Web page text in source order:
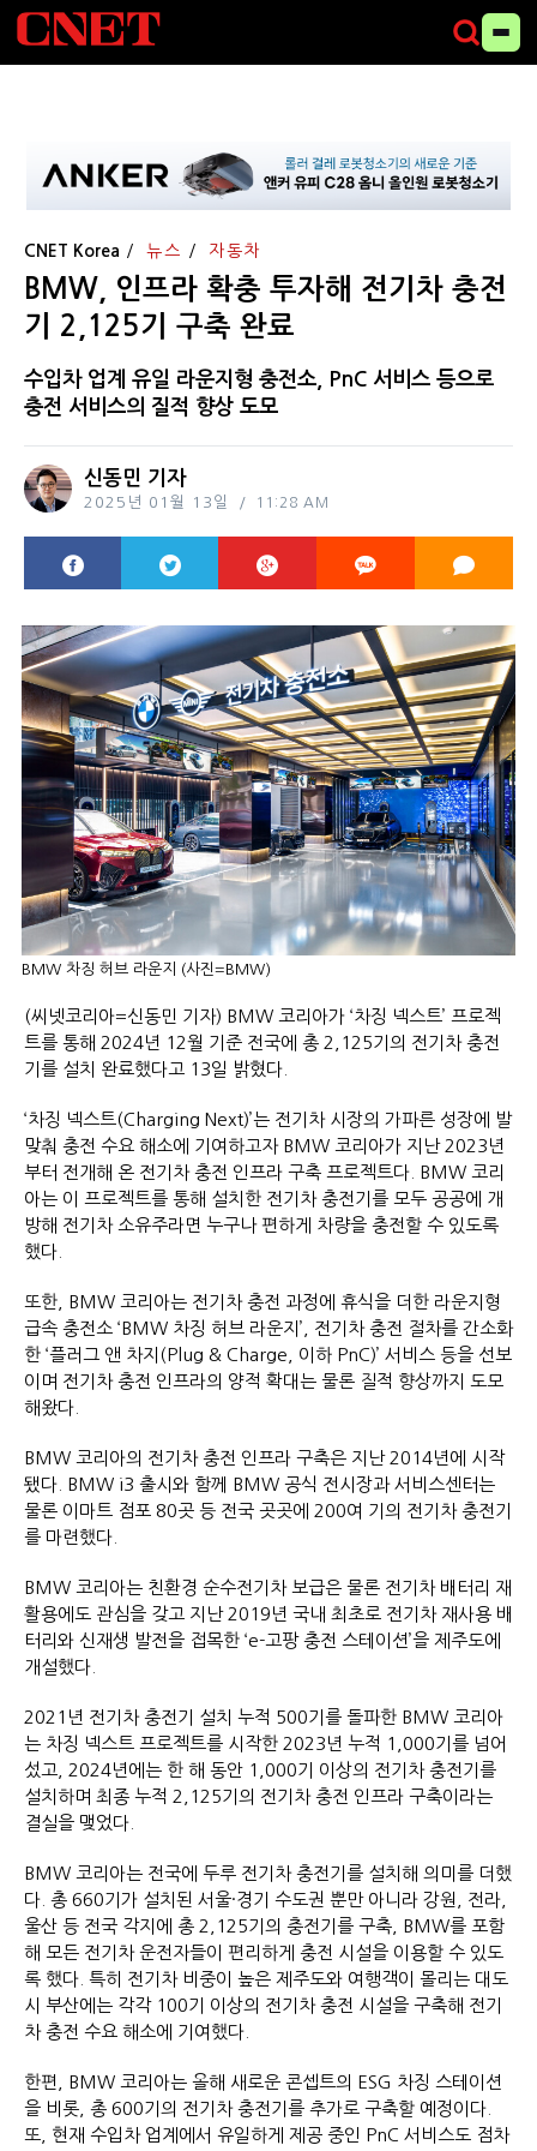
CNET Korea 뉴스 자동차
BMW, 인프라 확충 투자해 전기차 충전
기 2,125기 구축 완료
수입차 업계 유일 라운지형 충전소, PnC 서비스 등으로
충전 서비스의 질적 향상 도모
신동민 기자
2025년 01월 13일 11:28 AM
BMW 차징 허브 라운지 (사진=BMW)
(씨넷코리아=신동민 기자) BMW 코리아가 ‘차징 넥스트’ 프로젝
트를 통해 2024년 12월 기준 전국에 총 2,125기의 전기차 충전
기를 설치 완료했다고 13일 밝혔다.
‘차징 넥스트(Charging Next)’는 전기차 시장의 가파른 성장에 발
맞춰 충전 수요 해소에 기여하고자 BMW 코리아가 지난 2023년
부터 전개해 온 전기차 충전 인프라 구축 프로젝트다. BMW 코리
아는 이 프로젝트를 통해 설치한 전기차 충전기를 모두 공공에 개
방해 전기차 소유주라면 누구나 편하게 차량을 충전할 수 있도록
했다.
또한, BMW 코리아는 전기차 충전 과정에 휴식을 더한 라운지형
급속 충전소 ‘BMW 차징 허브 라운지’, 전기차 충전 절차를 간소화
한 ‘플러그 앤 차지(Plug & Charge, 이하 PnC)’ 서비스 등을 선보
이며 전기차 충전 인프라의 양적 확대는 물론 질적 향상까지 도모
해왔다.
BMW 코리아의 전기차 충전 인프라 구축은 지난 2014년에 시작
됐다. BMW i3 출시와 함께 BMW 공식 전시장과 서비스센터는
물론 이마트 점포 80곳 등 전국 곳곳에 200여 기의 전기차 충전기
를 마련했다.
BMW 코리아는 친환경 순수전기차 보급은 물론 전기차 배터리 재
활용에도 관심을 갖고 지난 2019년 국내 최초로 전기차 재사용 배
터리와 신재생 발전을 접목한 ‘e-고팡 충전 스테이션’을 제주도에
개설했다.
2021년 전기차 충전기 설치 누적 500기를 돌파한 BMW 코리아
는 차징 넥스트 프로젝트를 시작한 2023년 누적 1,000기를 넘어
섰고, 2024년에는 한 해 동안 1,000기 이상의 전기차 충전기를
설치하며 최종 누적 2,125기의 전기차 충전 인프라 구축이라는
결실을 맺었다.
BMW 코리아는 전국에 두루 전기차 충전기를 설치해 의미를 더했
다. 총 660기가 설치된 서울·경기 수도권 뿐만 아니라 강원, 전라,
울산 등 전국 각지에 총 2,125기의 충전기를 구축, BMW를 포함
해 모든 전기차 운전자들이 편리하게 충전 시설을 이용할 수 있도
록 했다. 특히 전기차 비중이 높은 제주도와 여행객이 몰리는 대도
시 부산에는 각각 100기 이상의 전기차 충전 시설을 구축해 전기
차 충전 수요 해소에 기여했다.
한편, BMW 코리아는 올해 새로운 콘셉트의 ESG 차징 스테이션
을 비롯, 총 600기의 전기차 충전기를 추가로 구축할 예정이다.
또, 현재 수입차 업계에서 유일하게 제공 중인 PnC 서비스도 점차